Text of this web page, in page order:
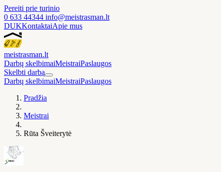
Pereiti prie turinio
0 633 44344 info@meistrasman.lt
DUKKontaktaiApie mus
meistrasman.lt
Darbų skelbimaiMeistraiPaslaugos
Skelbti darbą
Darbų skelbimaiMeistraiPaslaugos
Pradžia
Meistrai
Rūta Šveiterytė